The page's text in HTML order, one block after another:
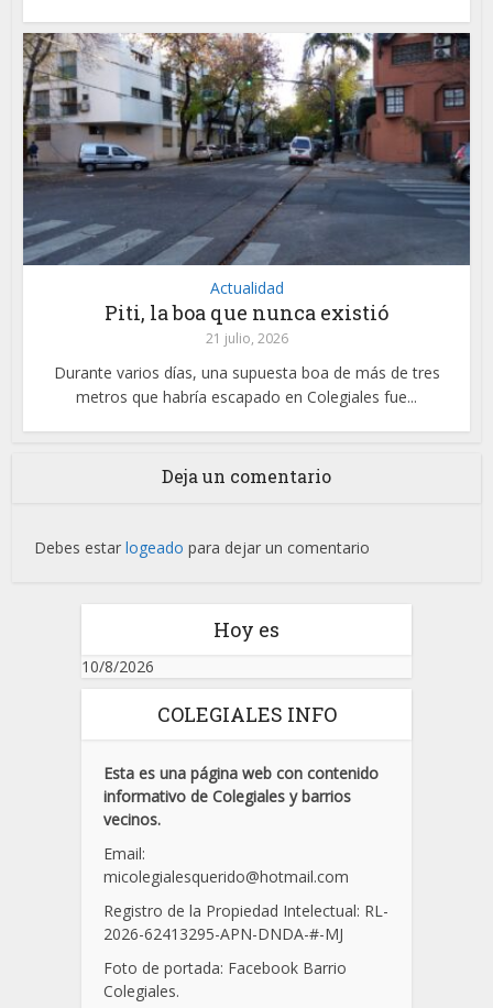
Actualidad
Piti, la boa que nunca existió
21 julio, 2026
Durante varios días, una supuesta boa de más de tres
metros que habría escapado en Colegiales fue...
Deja un comentario
Debes estarlogeado para dejar un comentario
Hoy es
10/8/2026
COLEGIALES INFO
Esta es una página web con contenido
informativo de Colegiales y barrios
vecinos.
Email:
micolegialesquerido@hotmail.com
Registro de la Propiedad Intelectual: RL-
2026-62413295-APN-DNDA-#-MJ
Foto de portada: Facebook Barrio
Colegiales.